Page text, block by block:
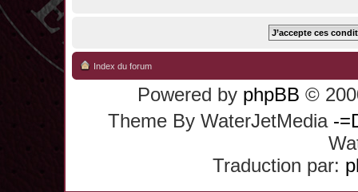
Index du forum
Powered by phpBB ©
Theme By WaterJetMedia -
Traduction par: